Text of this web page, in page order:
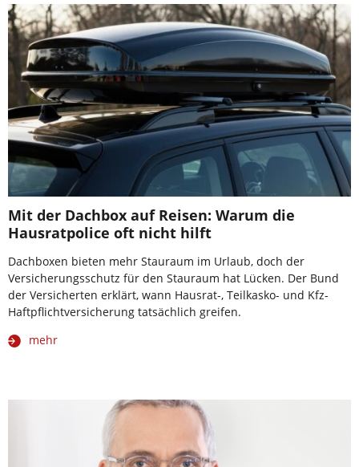
Mit der Dachbox auf Reisen: Warum die
Hausratpolice oft nicht hilft
Dachboxen bieten mehr Stauraum im Urlaub, doch der
Versicherungsschutz für den Stauraum hat Lücken. Der Bund
der Versicherten erklärt, wann Hausrat-, Teilkasko- und Kfz-
Haftpflichtversicherung tatsächlich greifen.
mehr